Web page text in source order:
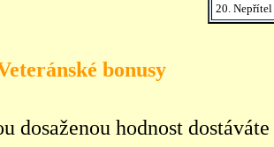
20. Nepřítel
bonusy
dosaženou hodnost